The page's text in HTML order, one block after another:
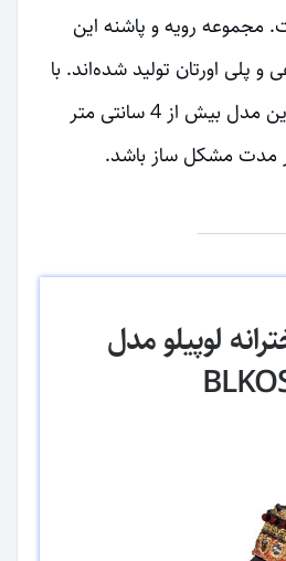
مجموعه رویه و پاشنه این
پلی اورتان تولید شده‌اند. با
این حال ارتفاع پاشنه این مدل بیش از 4 سانتی متر
مدت مشکل ساز باشد.
لوپیلو مدل